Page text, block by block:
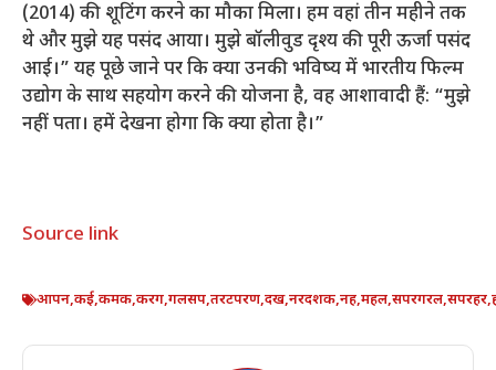
(2014) की शूटिंग करने का मौका मिला। हम वहां तीन महीने तक
थे और मुझे यह पसंद आया। मुझे बॉलीवुड दृश्य की पूरी ऊर्जा पसंद
आई।” यह पूछे जाने पर कि क्या उनकी भविष्य में भारतीय फिल्म
उद्योग के साथ सहयोग करने की योजना है, वह आशावादी हैं: “मुझे
नहीं पता। हमें देखना होगा कि क्या होता है।”
Source link
आपन,कई,कमक,करग,गलसप,तरटपरण,दख,नरदशक,नह,महल,सपरगरल,सपरहर,